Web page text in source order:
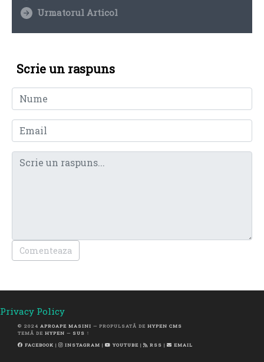
Urmatorul Articol
Scrie un raspuns
Comenteaza
Privacy Policy
© 2024 APROAPE MASINI — PROPULSATĂ DE HYPEN CMS
TEMĂ DE HYPEN — SUS ↑
FACEBOOK | INSTAGRAM | YOUTUBE | RSS | EMAIL